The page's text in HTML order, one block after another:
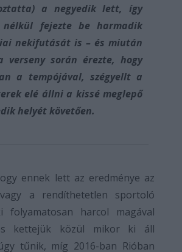
a negyedik lett, így
nélkül fejezte be harmadik
nekifutását is – és miután
verseny során érezte, hogy
a tempójával, szégyellt a
elé állni a kissé meglepő
helyét követően.
ennek lett az eredménye az
a rendíthetetlen sportoló
folyamatosan harcol magával
kettejük közül mikor ki áll
tűnik, míg 2016-ban Rióban